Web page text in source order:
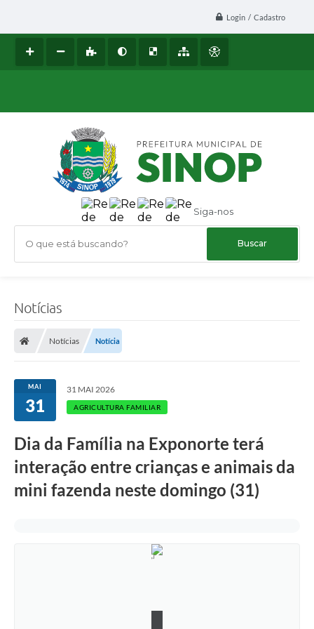
Login / Cadastro
Siga-nos
O que está buscando?
Notícias
Notícias Notícia
MAI
31
31 MAI 2026
AGRICULTURA FAMILIAR
Dia da Família na Exponorte terá
interação entre crianças e animais da
mini fazenda neste domingo (31)